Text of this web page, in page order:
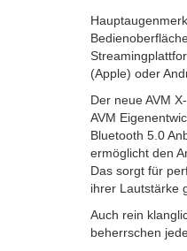
(Apple) oder
Der neue AVM
AVM
Bluetooth 5.0
ermöglicht den
Das sorgt für
ihrer Lautstärke
Auch rein
beherrschen